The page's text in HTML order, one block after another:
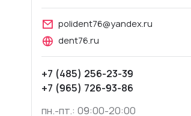
polident76@yandex.ru
dent76.ru
+7 (485) 256-23-39
+7 (965) 726-93-86
пн.-пт.: 09:00-20:00